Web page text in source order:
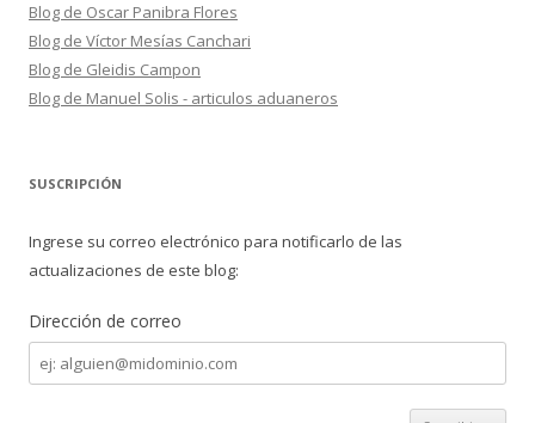
Blog de Oscar Panibra Flores
Blog de Víctor Mesías Canchari
Blog de Gleidis Campon
Blog de Manuel Solis - articulos aduaneros
SUSCRIPCIÓN
Ingrese su correo electrónico para notificarlo de las
actualizaciones de este blog:
Dirección de correo
Dirección
de
correo